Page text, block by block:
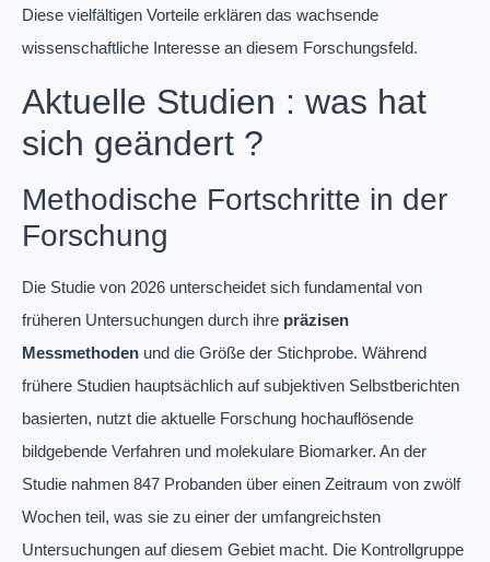
Diese vielfältigen Vorteile erklären das wachsende
wissenschaftliche Interesse an diesem Forschungsfeld.
Aktuelle Studien : was hat
sich geändert ?
Methodische Fortschritte in der
Forschung
Die Studie von 2026 unterscheidet sich fundamental von
früheren Untersuchungen durch ihre präzisen
Messmethoden und die Größe der Stichprobe. Während
frühere Studien hauptsächlich auf subjektiven Selbstberichten
basierten, nutzt die aktuelle Forschung hochauflösende
bildgebende Verfahren und molekulare Biomarker. An der
Studie nahmen 847 Probanden über einen Zeitraum von zwölf
Wochen teil, was sie zu einer der umfangreichsten
Untersuchungen auf diesem Gebiet macht. Die Kontrollgruppe